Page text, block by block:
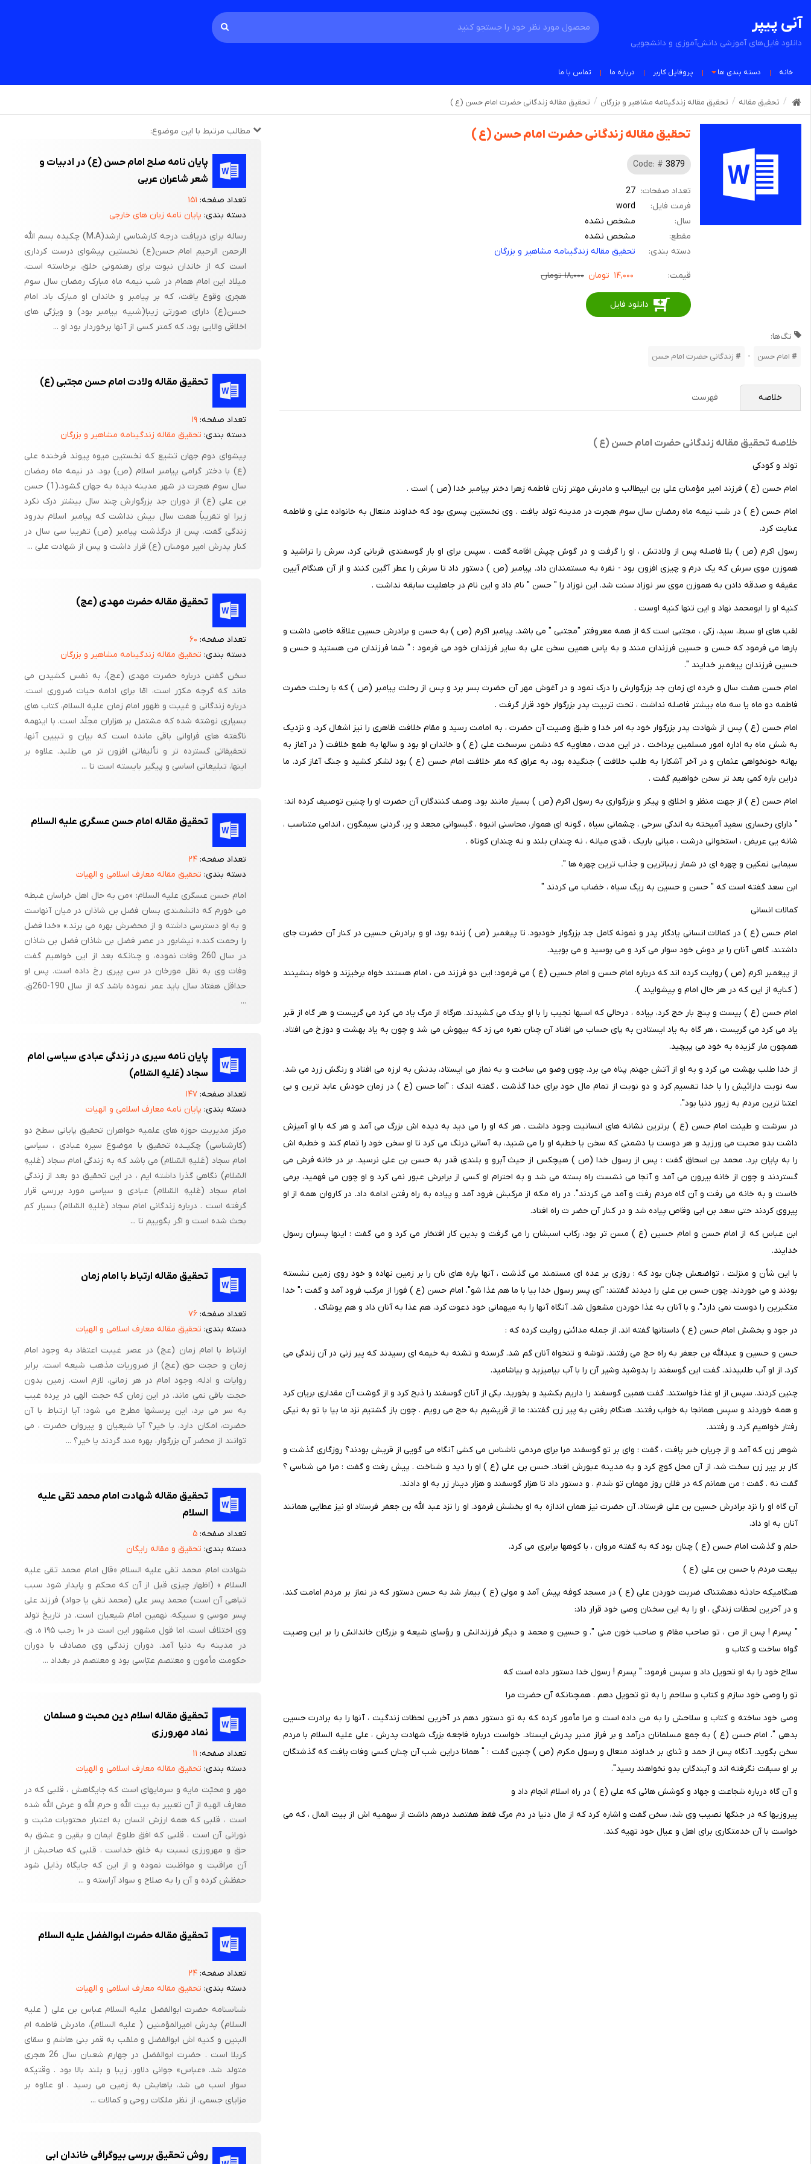
آنی پیپر
دانلود فایل‌های آموزشی دانش‌آموزی و دانشجویی
خانه دسته بندی ها پروفایل کاربر درباره ما تماس با ما
تحقیق مقاله تحقیق مقاله زندگینامه مشاهیر و بزرگان تحقیق مقاله زندگانی حضرت امام حسن (ع )
تحقیق مقاله زندگانی حضرت امام حسن (ع )
Code: # 3879
تعداد صفحات: 27
فرمت فایل:
word
سال:
مشخص نشده
مقطع:
مشخص نشده
دسته بندی:
تحقیق مقاله زندگینامه مشاهیر و بزرگان
قیمت: ۱۴,۰۰۰ تومان ۱۸,۰۰۰ تومان
دانلود فایل
تگ‌ها:
امام حسن - زندگانی حضرت امام حسن
خلاصه فهرست
خلاصه تحقیق مقاله زندگانی حضرت امام حسن (ع )
تولد و کودکی
امام حسن (ع ) فرزند امیر مؤمنان علی بن ابیطالب و مادرش مهتر زنان فاطمه زهرا دختر پیامبر خدا (ص ) است .
امام حسن (ع ) در شب نیمه ماه رمضان سال سوم هجرت در مدینه تولد یافت . وی نخستین پسری بود که خداوند متعال به خانواده علی و فاطمه
عنایت کرد.
رسول اکرم (ص ) بلا فاصله پس از ولادتش ، او را گرفت و در گوش چپش اقامه گفت . سپس برای او بار گوسفندی قربانی کرد، سرش را تراشید و
هموزن موی سرش که یک درم و چیزی افزون بود - نقره به مستمندان داد. پیامبر (ص ) دستور داد تا سرش را عطر آگین کنند و از آن هنگام آیین
عقیقه و صدقه دادن به هموزن موی سر نوزاد سنت شد. این نوزاد را " حسن " نام داد و این نام در جاهلیت سابقه نداشت .
کنیه او را ابومحمد نهاد و این تنها کنیه اوست .
لقب های او سبط، سید، زکی ، مجتبی است که از همه معروفتر "مجتبی " می باشد. پیامبر اکرم (ص ) به حسن و برادرش حسین علاقه خاصی داشت و
بارها می فرمود که حسن و حسین فرزندان منند و به پاس همین سخن علی به سایر فرزندان خود می فرمود : " شما فرزندان من هستید و حسن و
حسین فرزندان پیغمبر خدایند ".
امام حسن هفت سال و خرده ای زمان جد بزرگوارش را درک نمود و در آغوش مهر آن حضرت بسر برد و پس از رحلت پیامبر (ص ) که با رحلت حضرت
فاطمه دو ماه یا سه ماه بیشتر فاصله نداشت ، تحت تربیت پدر بزرگوار خود قرار گرفت .
امام حسن (ع ) پس از شهادت پدر بزرگوار خود به امر خدا و طبق وصیت آن حضرت ، به امامت رسید و مقام خلافت ظاهری را نیز اشغال کرد، و نزدیک
به شش ماه به اداره امور مسلمین پرداخت . در این مدت ، معاویه که دشمن سرسخت علی (ع ) و خاندان او بود و سالها به طمع خلافت ( در آغاز به
بهانه خونخواهی عثمان و در آخر آشکارا به طلب خلافت ) جنگیده بود، به عراق که مقر خلافت امام حسن (ع ) بود لشکر کشید و جنگ آغاز کرد. ما
دراین باره کمی بعد تر سخن خواهیم گفت .
امام حسن (ع ) از جهت منظر و اخلاق و پیکر و بزرگواری به رسول اکرم (ص ) بسیار مانند بود. وصف کنندگان آن حضرت او را چنین توصیف کرده اند:
" دارای رخساری سفید آمیخته به اندکی سرخی ، چشمانی سیاه ، گونه ای هموار، محاسنی انبوه ، گیسوانی مجعد و پر، گردنی سیمگون ، اندامی متناسب ،
شانه یی عریض ، استخوانی درشت ، میانی باریک ، قدی میانه ، نه چندان بلند و نه چندان کوتاه .
سیمایی نمکین و چهره ای در شمار زیباترین و جذاب ترین چهره ها ".
ابن سعد گفته است که " حسن و حسین به ریگ سیاه ، خضاب می کردند "
کمالات انسانی
امام حسن (ع ) در کمالات انسانی یادگار پدر و نمونه کامل جد بزرگوار خودبود. تا پیغمبر (ص ) زنده بود، او و برادرش حسین در کنار آن حضرت جای
داشتند، گاهی آنان را بر دوش خود سوار می کرد و می بوسید و می بویید.
از پیغمبر اکرم (ص ) روایت کرده اند که درباره امام حسن و امام حسین (ع ) می فرمود: این دو فرزند من ، امام هستند خواه برخیزند و خواه بنشینند
( کنایه از این که در هر حال امام و پیشوایند ).
امام حسن (ع ) بیست و پنج بار حج کرد، پیاده ، درحالی که اسبها نجیب را با او یدک می کشیدند. هرگاه از مرگ یاد می کرد می گریست و هر گاه از قبر
یاد می کرد می گریست ، هر گاه به یاد ایستادن به پای حساب می افتاد آن چنان نعره می زد که بیهوش می شد و چون به یاد بهشت و دوزخ می افتاد،
همچون مار گزیده به خود می پیچید.
از خدا طلب بهشت می کرد و به او از آتش جهنم پناه می برد. چون وضو می ساخت و به نماز می ایستاد، بدنش به لرزه می افتاد و رنگش زرد می شد.
سه نوبت دارائیش را با خدا تقسیم کرد و دو نوبت از تمام مال خود برای خدا گذشت . گفته اندک : "اما حسن (ع ) در زمان خودش عابد ترین و بی
اعتنا ترین مردم به زیور دنیا بود".
در سرشت و طینت امام حسن (ع ) برترین نشانه های انسانیت وجود داشت . هر که او را می دید به دیده اش بزرگ می آمد و هر که با او آمیزش
داشت بدو محبت می ورزید و هر دوست یا دشمنی که سخن یا خطبه او را می شنید، به آسانی درنگ می کرد تا او سخن خود را تمام کند و خطبه اش
را به پایان برد. محمد بن اسحاق گفت : پس از رسول خدا (ص ) هیچکس از حیث آبرو و بلندی قدر به حسن بن علی نرسید. بر در خانه فرش می
گستردند و چون از خانه بیرون می آمد و آنجا می نشست راه بسته می شد و به احترام او کسی از برابرش عبور نمی کرد و او چون می فهمید، برمی
خاست و به خانه می رفت و آن گاه مردم رفت و آمد می کردند". در راه مکه از مرکبش فرود آمد و پیاده به راه رفتن ادامه داد. در کاروان همه از او
پیروی کردند حتی سعد بن ابی وقاص پیاده شد و در کنار آن حضر ت راه افتاد.
ابن عباس که از امام حسن و امام حسین (ع ) مسن تر بود، رکاب اسبشان را می گرفت و بدین کار افتخار می کرد و می گفت : اینها پسران رسول
خدایند.
با این شأن و منزلت ، تواضعش چنان بود که : روزی بر عده ای مستمند می گذشت ، آنها پاره های نان را بر زمین نهاده و خود روی زمین نشسته
بودند و می خوردند، چون حسن بن علی را دیدند گفتند: "ای پسر رسول خدا بیا با ما هم غذا شو". امام حسن (ع ) فورا از مرکب فرود آمد و گفت :" خدا
متکبرین را دوست نمی دارد". و با آنان به غذا خوردن مشغول شد. آنگاه آنها را به میهمانی خود دعوت کرد، هم غذا به آنان داد و هم پوشاک .
در جود و بخشش امام حسن (ع ) داستانها گفته اند. از جمله مدائنی روایت کرده که :
حسن و حسین و عبدالله بن جعفر به راه حج می رفتند. توشه و تنخواه آنان گم شد. گرسنه و تشنه به خیمه ای رسیدند که پیر زنی در آن زندگی می
کرد. از او آب طلبیدند. گفت این گوسفند را بدوشید وشیر آن را با آب بیامیزید و بیاشامید.
چنین کردند. سپس از او غذا خواستند. گفت همین گوسفند را داریم بکشید و بخورید. یکی از آنان گوسفند را ذبح کرد و از گوشت آن مقداری بریان کرد
و همه خوردند و سپس همانجا به خواب رفتند. هنگام رفتن به پیر زن گفتند: ما از قریشیم به حج می رویم . چون باز گشتیم نزد ما بیا با تو به نیکی
رفتار خواهیم کرد. و رفتند.
شوهر زن که آمد و از جریان خبر یافت ، گفت : وای بر تو گوسفند مرا برای مردمی ناشناس می کشی آنگاه می گویی از قریش بودند؟ روزگاری گذشت و
کار بر پیر زن سخت شد، از آن محل کوچ کرد و به مدینه عبورش افتاد. حسن بن علی (ع ) او را دید و شناخت . پیش رفت و گفت : مرا می شناسی ؟
گفت نه . گفت : من همانم که در فلان روز مهمان تو شدم . و دستور داد تا هزار گوسفند و هزار دینار زر به او دادند.
آن گاه او را نزد برادرش حسین بن علی فرستاد. آن حضرت نیز همان اندازه به او بخشش فرمود. او را نزد عبد الله بن جعفر فرستاد او نیز عطایی همانند
آنان به او داد.
حلم و گذشت امام حسن (ع ) چنان بود که به گفته مروان ، با کوهها برابری می کرد.
بیعت مردم با حسن بن علی (ع )
هنگامیکه حادثه دهشتناک ضربت خوردن علی (ع ) در مسجد کوفه پیش آمد و مولی (ع ) بیمار شد به حسن دستور که در نماز بر مردم امامت کند،
و در آخرین لحظات زندگی ، او را به این سخنان وصی خود قرار داد:
" پسرم ! پس از من ، تو صاحب مقام و صاحب خون منی ". و حسین و محمد و دیگر فرزندانش و رؤسای شیعه و بزرگان خاندانش را بر این وصیت
گواه ساخت و کتاب و
سلاح خود را به او تحویل داد و سپس فرمود: " پسرم ! رسول خدا دستور داده است که
تو را وصی خود سازم و کتاب و سلاحم را به تو تحویل دهم . همچنانکه آن حضرت مرا
وصی خود ساخته و کتاب و سلاحش را به من داده است و مرا مأمور کرده که به تو دستور دهم در آخرین لحظات زندگیت ، آنها را به برادرت حسین
بدهی ". امام حسن (ع ) به جمع مسلمانان درآمد و بر فراز منبر پدرش ایستاد. خواست درباره فاجعه بزرگ شهادت پدرش ، علی علیه السلام با مردم
سخن بگوید. آنگاه پس از حمد و ثنای بر خداوند متعال و رسول مکرم (ص ) چنین گفت : " همانا دراین شب آن چنان کسی وفات یافت که گذشتگان
بر او سبقت نگرفته اند و آیندگان بدو نخواهند رسید".
و آن گاه درباره شجاعت و جهاد و کوشش هائی که علی (ع ) در راه اسلام انجام داد و
پیروزیها که در جنگها نصیب وی شد، سخن گفت و اشاره کرد که از مال دنیا در دم مرگ فقط هفتصد درهم داشت از سهمیه اش از بیت المال ، که می
خواست با آن خدمتکاری برای اهل و عیال خود تهیه کند.
مطالب مرتبط با این موضوع:
پایان نامه صلح امام حسن (ع) در ادبیات و
شعر شاعران عربی
تعداد صفحه: ۱۵۱
دسته بندی: پایان نامه زبان های خارجی
رساله برای دریافت درجه کارشناسی ارشد(M.A) چکیده بسم الله
الرحمن الرحیم امام حسن(ع) نخستین پیشوای درست کرداری
است که از خاندان نبوت برای رهنمونی خلق، برخاسته است،
میلاد این امام همام در شب نیمه ماه مبارک رمضان سال سوم
هجری وقوع یافت، که بر پیامبر و خاندان او مبارک باد. امام
حسن(ع) دارای صورتی زیبا(شبیه پیامبر بود) و ویژگی های
اخلاقی والایی بود، که کمتر کسی از آنها برخوردار بود او ...
تحقیق مقاله ولادت امام حسن مجتبی (ع)
تعداد صفحه:۱۹
دسته بندی: تحقیق مقاله زندگینامه مشاهیر و بزرگان
پیشواى دوم جهان تشیع که نخستین میوه پیوند فرخنده على
(ع) با دختر گرامى پیامبر اسلام (ص) بود، در نیمه ماه رمضان
سال سوم هجرت در شهر مدینه دیده به جهان گشود.(1) حسن
بن على (ع) از دوران جد بزرگوارش چند سال بیشتر درک نکرد
زیرا او تقریباً هفت سال بیش نداشت که پیامبر اسلام بدرود
زندگى گفت. پس از درگذشت پیامبر (ص) تقریبا سى سال در
کنار پدرش امیر مومنان (ع) قرار داشت و پس از شهادت على ...
تحقیق مقاله حضرت مهدی (عج)
تعداد صفحه: ۶۰
دسته بندی: تحقیق مقاله زندگینامه مشاهیر و بزرگان
سخن گفتن درباره حضرت مهدی (عج)، به نفس کشیدن می
ماند که گرچه مکرّر است، امّا برای ادامه حیات ضروری است.
درباره زندگانی و غیبت و ظهور امام زمان علیه السلام، کتاب های
بسیاری نوشته شده که مشتمل بر هزاران مجلّد است. با اینهمه
ناگفته های فراوانی باقی مانده است که بیان و تبیین آنها،
تحقیقاتی گسترده تر و تألیفاتی افزون تر می طلبد. علاوه بر
اینها، تبلیغاتی اساسی و پیگیر بایسته است تا ...
تحقیق مقاله امام حسن عسگری علیه السلام
تعداد صفحه:۲۴
دسته بندی: تحقیق مقاله معارف اسلامی و الهیات
امام حسن عسگری علیه السلام: «من به حال اهل خراسان غبطه
می خورم که دانشمندی بسان فضل بن شاذان در میان آنهاست
و به او دسترسی داشته و از محضرش بهره می برند.» «خدا فضل
را رحمت کند.» نیشابور در عصر فضل بن شاذان فضل بن شاذان
در سال 260 وفات نموده، و چنانکه بعد از این خواهیم گفت
وفات وی به نقل مورخان در سن پیری رخ داده است. پس او
حداقل هفتاد سال باید عمر نموده باشد که از سال 190-260ق.
...
پایان نامه سیری در زندگی عبادی سیاسی امام
سجاد (عَلیهِ السّلام)
تعداد صفحه:۱۴۷
دسته بندی: پایان نامه معارف اسلامی و الهیات
مرکز مدیریت حوزه های علمیه خواهران تحقیق پایانی سطح دو
(کارشناسی) چکیــده تحقیق با موضوع سیره عبادی ، سیاسی
امام سجاد (عَلیهِ السّلام) می باشد که به زندگی امام سجاد (عَلیهِ
السّلام) نگاهی گذرا داشته ایم ، در این تحقیق دو بعد از زندگی
امام سجاد (عَلیهِ السّلام) عبادی و سیاسی مورد بررسی قرار
گرفته است . درباره زندگانی امام سجاد (عَلیهِ السّلام) بسیار کم
بحث شده است و اگر بگوییم تا ...
تحقیق مقاله ارتباط با امام زمان
تعداد صفحه:۷۶
دسته بندی: تحقیق مقاله معارف اسلامی و الهیات
ارتباط با امام زمان (عج) در عصر غیبت اعتقاد به وجود امام
زمان و حجت حق (عج) از ضروریات مذهب شیعه است. برابر
روایات و ادله، وجود امام در هر زمانی، لازم است. زمین بدون
حجت باقی نمی ماند. در این زمان که حجت الهی در پرده غیب
به سر می برد، این پرسشها مطرح می شود: آیا ارتباط با آن
حضرت، امکان دارد، یا خیر؟ آیا شیعیان و پیروان حضرت ، می
توانند از محضر آن بزرگوار، بهره مند گردند یا خیر؟ ...
تحقیق مقاله شهادت امام محمد تقی علیه
السلام
تعداد صفحه:۵
دسته بندی: تحقیق و مقاله رایگان
شهادت امام محمد تقی علیه السلام «قال امام محمد تقی علیه
السلام » (اظهار چیزى قبل از آن که محکم و پایدار شود سبب
تباهى آن است) محمد پسر علی (محمد تقی یا جواد) فرزند علی
پسر موسی و سبیکه، نهمین امام شیعیان است. در تاریخ تولد
وی اختلاف است، اما قول مشهور این است در ۱۰ رجب ۱۹۵ ه. ق.
در مدینه به دنیا آمد. دوران زندگى وی مصادف با دوران
حکومت مأمون و معتصم عبّاسى بود و معتصم در بغداد ...
تحقیق مقاله اسلام دین محبت و مسلمان
نماد مهرورزی
تعداد صفحه: ۱۱
دسته بندی: تحقیق مقاله معارف اسلامی و الهیات
مهر و محبّت مایه و سرمایه‏اى است که جایگاهش ، قلبى که در
معارف الهیه از آن تعبیر به بیت اللّه‏ و حرم اللّه‏ و عرش اللّه‏ شده
است ، قلبى که همه ارزش انسان به اعتبار محتویات مثبت و
نورانى آن است ، قلبى که افق طلوع ایمان و یقین و عشق به
حق و مهرورزى نسبت به خلق خداست ، قلبى که صاحبش از
آن مراقبت و مواظبت نموده و از این که جایگاه رذایل شود
حفظش کرده و آن را به صلاح و سواد آراسته و ...
تحقیق مقاله حضرت ابوالفضل علیه السلام
تعداد صفحه:۲۴
دسته بندی: تحقیق مقاله معارف اسلامی و الهیات
شناسنامه حضرت ابوالفضل علیه السلام عباس بن علی ( علیه
السلام) پدرش امیرالمؤمنین ( علیه السلام)، مادرش فاطمه‏ ام‏
البنین و کنیه‏ اش ابوالفضل و ملقب به قمر بنی‌ هاشم و سقای
کربلا است . حضرت ابوالفضل در چهارم شعبان سال 26 هجری
متولد شد. «عباس‏» جوانی دلاور، زیبا و بلند بالا بود . وقتی‏که
سوار اسب می ‏شد، پاهایش به زمین می ‏رسید . او علاوه بر
مزایای جسمی، از نظر ملکات روحی و کمالات ...
روش تحقیق بررسی بیوگرافی خاندان ابی